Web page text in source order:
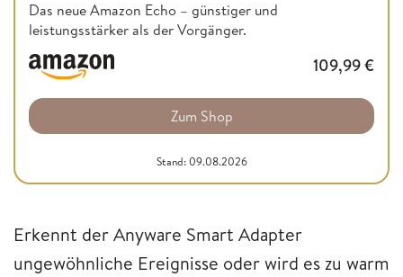
Das neue Amazon Echo – günstiger und
leistungsstärker als der Vorgänger.
109,99€
Zum Shop
Stand: 09.08.2026
Erkennt der Anyware Smart Adapter
ungewöhnliche Ereignisse oder wird es zu warm